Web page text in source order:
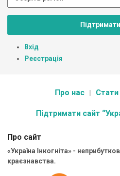
Вхід
Реєстрація
Про нас
Підтримати сайт
Про сайт
«Україна Інкогніта» -
краєзнавства.